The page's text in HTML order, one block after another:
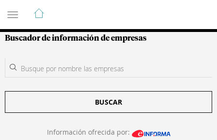
Guía de Empresas Colombianas
Buscador de información de empresas
BUSCAR
Información ofrecida por: